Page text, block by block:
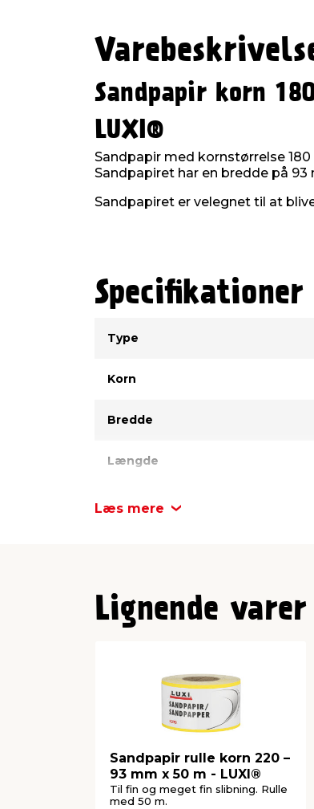
Sandpapir korn
LUXI®
Sandpapir med kornstørrelse
Sandpapiret har en bredde på 93
Sandpapiret er velegnet til at
Specifikationer
Type
Korn
Bredde
Længde
Læs mere
Lignende varer
Sandpapir rulle korn 220 –
93 mm x 50 m - LUXI®
Til fin og meget fin slibning. Rulle
med 50 m.